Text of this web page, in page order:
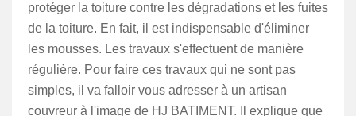
protéger la toiture contre les dégradations et les fuites
de la toiture. En fait, il est indispensable d'éliminer
les mousses. Les travaux s'effectuent de manière
régulière. Pour faire ces travaux qui ne sont pas
simples, il va falloir vous adresser à un artisan
couvreur à l'image de HJ BATIMENT. Il explique que